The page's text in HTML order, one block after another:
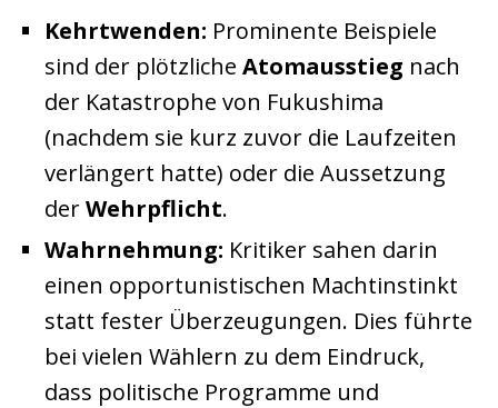
Kehrtwenden: Prominente Beispiele
sind der plötzliche Atomausstieg nach
der Katastrophe von Fukushima
(nachdem sie kurz zuvor die Laufzeiten
verlängert hatte) oder die Aussetzung
derWehrpflicht.
Wahrnehmung: Kritiker sahen darin
einen opportunistischen Machtinstinkt
statt fester Überzeugungen. Dies führte
bei vielen Wählern zu dem Eindruck,
dass politische Programme und